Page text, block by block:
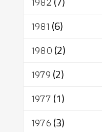
1981 (6)
1980(2)
1979(2)
1977(1)
1976(3)